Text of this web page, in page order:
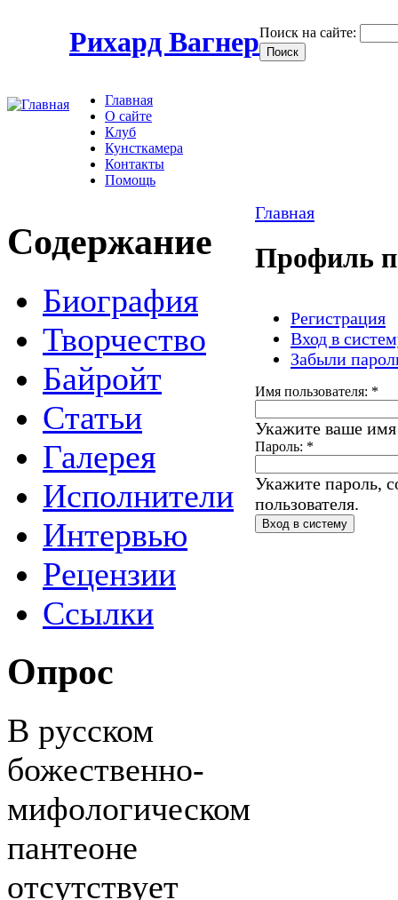
Рихард ВагнерПоиск на сайте:
Главная
О сайте
Клуб
Кунсткамера
Контакты
Помощь
Содержание
Биография
Творчество
Байройт
Статьи
Галерея
Исполнители
Интервью
Рецензии
Ссылки
Опрос
В русском
божественно-
мифологическом
пантеоне
отсутствует
Главная
Профиль
Регистрация
Вход в
Забыли
Имя пользователя: *
Укажите ваше имя
Пароль: *
Укажите пароль,
пользователя.